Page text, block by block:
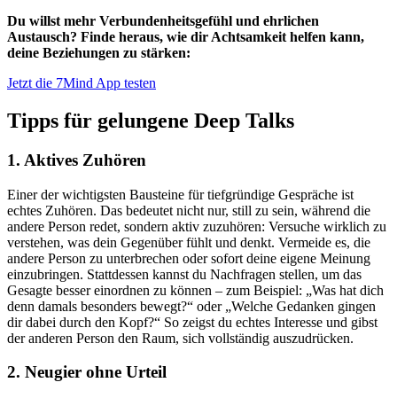
Du willst mehr Verbundenheitsgefühl und ehrlichen
Austausch? Finde heraus, wie dir Achtsamkeit helfen kann,
deine Beziehungen zu stärken:
Jetzt die 7Mind App testen
Tipps für gelungene Deep Talks
1. Aktives Zuhören
Einer der wichtigsten Bausteine für tiefgründige Gespräche ist
echtes Zuhören. Das bedeutet nicht nur, still zu sein, während die
andere Person redet, sondern aktiv zuzuhören: Versuche wirklich zu
verstehen, was dein Gegenüber fühlt und denkt. Vermeide es, die
andere Person zu unterbrechen oder sofort deine eigene Meinung
einzubringen. Stattdessen kannst du Nachfragen stellen, um das
Gesagte besser einordnen zu können – zum Beispiel: „Was hat dich
denn damals besonders bewegt?“ oder „Welche Gedanken gingen
dir dabei durch den Kopf?“ So zeigst du echtes Interesse und gibst
der anderen Person den Raum, sich vollständig auszudrücken.
2. Neugier ohne Urteil